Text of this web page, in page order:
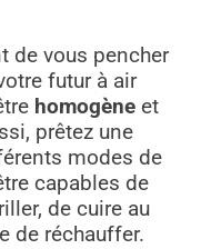
de vous pencher
futur à air
homogèneet
prêtez une
modes de
capables de
de cuire au
de réchauffer.